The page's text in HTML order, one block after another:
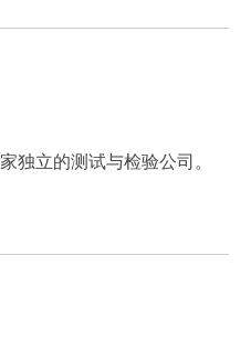
独立的测试与检验公司。